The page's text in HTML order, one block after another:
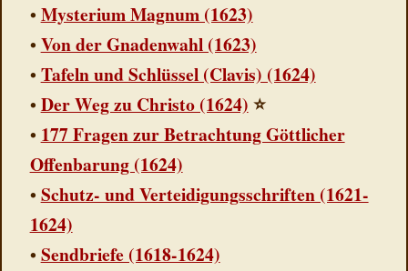
• Mysterium Magnum (1623)
• Von der Gnadenwahl (1623)
• Tafeln und Schlüssel (Clavis) (1624)
• Der Weg zu Christo (1624) ⭐
• 177 Fragen zur Betrachtung Göttlicher
Offenbarung (1624)
• Schutz- und Verteidigungsschriften (1621-
1624)
• Sendbriefe (1618-1624)